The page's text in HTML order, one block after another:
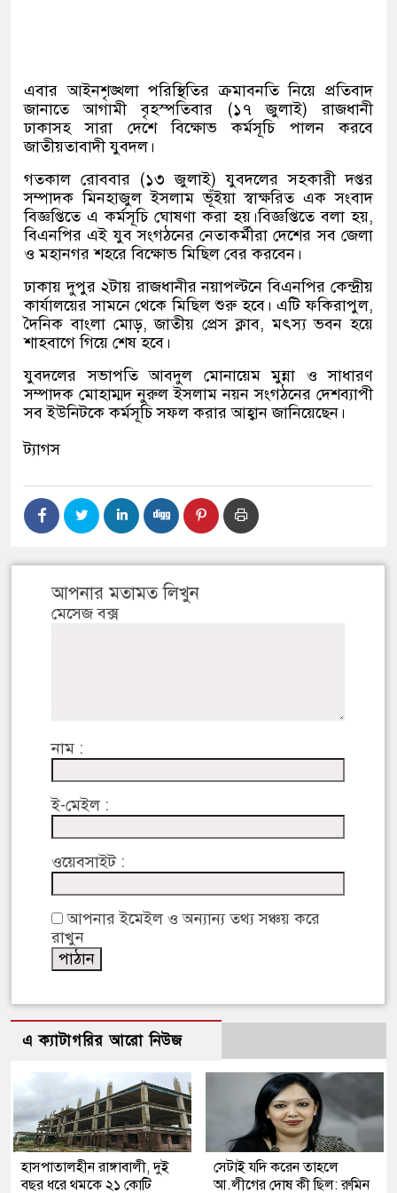
এবার আইনশৃঙ্খলা পরিস্থিতির ক্রমাবনতি নিয়ে প্রতিবাদ
জানাতে আগামী বৃহস্পতিবার (১৭ জুলাই) রাজধানী
ঢাকাসহ সারা দেশে বিক্ষোভ কর্মসূচি পালন করবে
জাতীয়তাবাদী যুবদল।
গতকাল রোববার (১৩ জুলাই) যুবদলের সহকারী দপ্তর
সম্পাদক মিনহাজুল ইসলাম ভূঁইয়া স্বাক্ষরিত এক সংবাদ
বিজ্ঞপ্তিতে এ কর্মসূচি ঘোষণা করা হয়।বিজ্ঞপ্তিতে বলা হয়,
বিএনপির এই যুব সংগঠনের নেতাকর্মীরা দেশের সব জেলা
ও মহানগর শহরে বিক্ষোভ মিছিল বের করবেন।
ঢাকায় দুপুর ২টায় রাজধানীর নয়াপল্টনে বিএনপির কেন্দ্রীয়
কার্যালয়ের সামনে থেকে মিছিল শুরু হবে। এটি ফকিরাপুল,
দৈনিক বাংলা মোড়, জাতীয় প্রেস ক্লাব, মৎস্য ভবন হয়ে
শাহবাগে গিয়ে শেষ হবে।
যুবদলের সভাপতি আবদুল মোনায়েম মুন্না ও সাধারণ
সম্পাদক মোহাম্মদ নুরুল ইসলাম নয়ন সংগঠনের দেশব্যাপী
সব ইউনিটকে কর্মসূচি সফল করার আহ্বান জানিয়েছেন।
ট্যাগস
আপনার মতামত লিখুন
মেসেজ বক্স
নাম :
ই-মেইল :
ওয়েবসাইট :
আপনার ইমেইল ও অন্যান্য তথ্য সঞ্চয় করে
রাখুন
এ ক্যাটাগরির আরো নিউজ
হাসপাতালহীন রাঙ্গাবালী, দুই
বছর ধরে থমকে ২১ কোটি
সেটাই যদি করেন তাহলে
আ.লীগের দোষ কী ছিল: রুমিন